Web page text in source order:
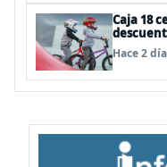
Caja 18
Hace 2